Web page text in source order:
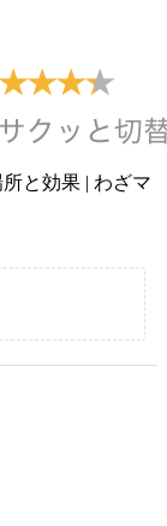
と効果 | わざマ